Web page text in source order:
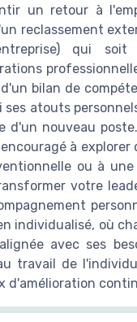
un retour à
reclassement
qui soit
bilan de
atouts
d'un nouveau
à
ou à
votre
individualisé, où
avec ses
travail de
d'amélioration